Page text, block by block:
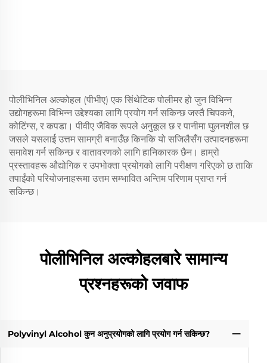
पोलीभिनिल अल्कोहल (पीभीए) एक सिंथेटिक पोलीमर हो जुन विभिन्न
उद्योगहरूमा विभिन्न उद्देश्यका लागि प्रयोग गर्न सकिन्छ जस्तै चिपकने,
कोटिंग्स, र कपडा। पीवीए जैविक रूपले अनुकूल छ र पानीमा घुलनशील छ
जसले यसलाई उत्तम सामग्री बनाउँछ किनकि यो सजिलैसँग उत्पादनहरूमा
समावेश गर्न सकिन्छ र वातावरणको लागि हानिकारक छैन। हाम्रो
प्रस्तावहरू औद्योगिक र उपभोक्ता प्रयोगको लागि परीक्षण गरिएको छ ताकि
तपाईंको परियोजनाहरूमा उत्तम सम्भावित अन्तिम परिणाम प्राप्त गर्न
सकिन्छ।
पोलीभिनिल अल्कोहलबारे सामान्य
प्रश्नहरूको जवाफ
Polyvinyl Alcohol कुन अनुप्रयोगको लागि प्रयोग गर्न सकिन्छ?